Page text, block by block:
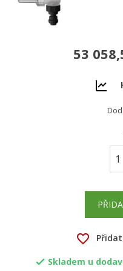
53
favorite_border
 Skladem u